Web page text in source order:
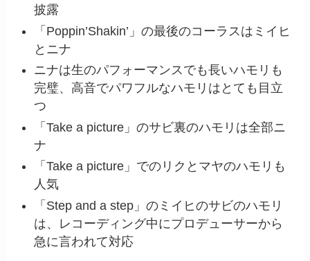
披露
「Poppin’Shakin’」の最後のコーラスはミイヒ
とニナ
ニナは生のパフォーマンスでも長いハモリも
完璧、高音でパワフルなハモリはとても目立
つ
「Take a picture」のサビ裏のハモリは全部ニ
ナ
「Take a picture」でのリクとマヤのハモリも
人気
「Step and a step」のミイヒのサビのハモリ
は、レコーディング中にプロデューサーから
急に言われて対応